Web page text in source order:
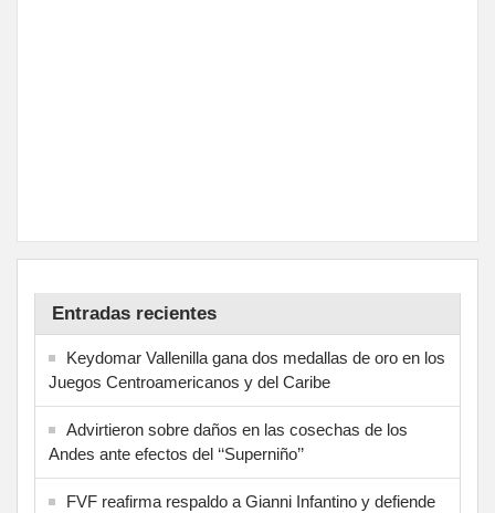
Entradas recientes
Keydomar Vallenilla gana dos medallas de oro en los
Juegos Centroamericanos y del Caribe
Advirtieron sobre daños en las cosechas de los
Andes ante efectos del ‘‘Superniño’’
FVF reafirma respaldo a Gianni Infantino y defiende